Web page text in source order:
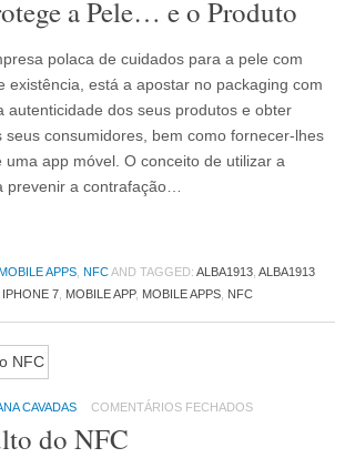
a Pele… e o Produto
polaca de cuidados para a pele com
existência, está a apostar no packaging com
autenticidade dos seus produtos e obter
seus consumidores, bem como fornecer-lhes
app móvel. O conceito de utilizar a
prevenir a contrafação…
APPS, NFCAND TAGGED: ALBA1913, ALBA1913
IPHONE 7, MOBILE APP, MOBILE APPS, NFC
CAVADAS COMENTÁRIOS FECHADOS
do NFC